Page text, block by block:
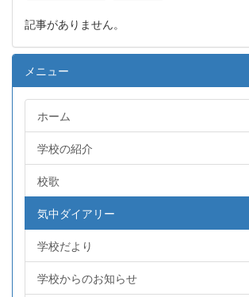
記事がありません。
メニュー
ホーム
学校の紹介
校歌
気中ダイアリー
学校だより
学校からのお知らせ